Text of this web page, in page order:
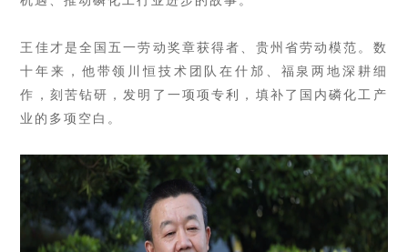
王佳才是全国五一劳动奖章获得者、贵州省劳动模范。数
十年来，他带领川恒技术团队在什邡、福泉两地深耕细
作，刻苦钻研，发明了一项项专利，填补了国内磷化工产
业的多项空白。